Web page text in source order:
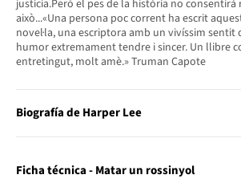
justícia.Però el pes de la història no consentirà
això...«Una persona poc corrent ha escrit
novel·la, una escriptora amb un vivíssim
humor extremament tendre i sincer. Un llibre
entretingut, molt amè.» Truman Capote
Biografía de Harper Lee
Ficha técnica - Matar un rossinyol